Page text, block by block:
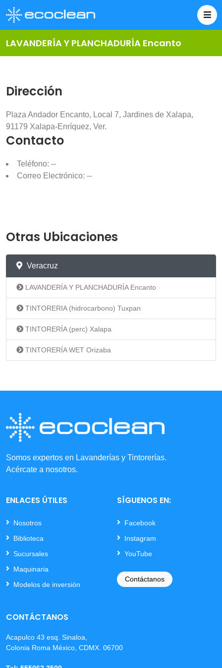
LAVANDERÍA Y PLANCHADURÍA Encanto
Dirección
Plaza Andador Encanto, Local 7, Jardines de Xalapa,
91179 Xalapa-Enríquez, Ver.
Contacto
Teléfono: --
Correo Electrónico: --
Otras Ubicaciones
Veracruz
LAVANDERÍA Y PLANCHADURÍA Encanto
TINTORERIA (hidrocarbono) Tuxpan
TINTORERÍA (perc) Xalapa
TINTORERÍA WET Orizaba
Somos expertos en Lavanderías y Tintorerías.
Acércate a nosotros.
ENLACES ÚTILES
Nosotros
Biblioteca
Sucursales
Maquinaria
Modelos de inversión
SÍGUENOS EN:
Facebook
Instagram
YouTube
Contáctanos
CONTÁCTANOS
Acapulco 43 esq. Sinaloa,
Colonia Roma México, CDMX. 06700